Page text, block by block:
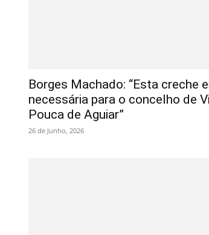
Borges Machado: “Esta creche
necessária para o concelho de
Pouca de Aguiar”
26 de Junho, 2026